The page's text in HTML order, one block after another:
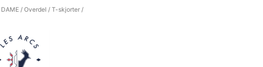
DAME/ Overdel / T-skjorter/